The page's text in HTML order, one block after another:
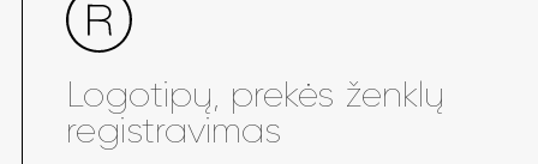
Logotipų, prekės ženklų
registravimas